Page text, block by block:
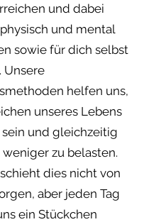
und dabei
und mental
sowie für dich selbst
Unsere
helfen uns,
unseres Lebens
und gleichzeitig
zu belasten.
dies nicht von
aber jeden Tag
ein Stückchen